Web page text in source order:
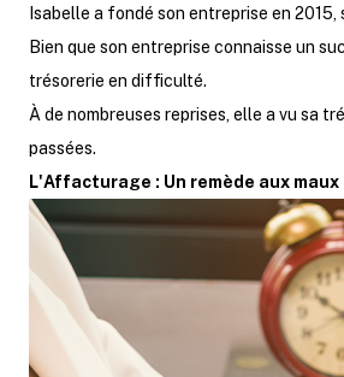
Isabelle a fondé son entreprise en
Bien que son entreprise connaisse un
trésorerie en difficulté.
À de nombreuses reprises, elle a vu sa
passées.
L'Affacturage : Un remède aux